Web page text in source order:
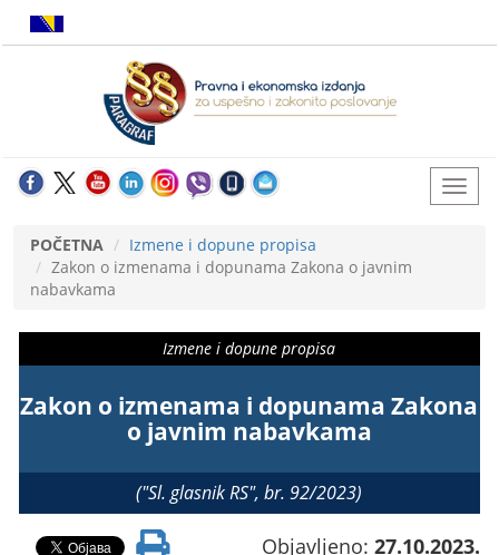
POČETNA
Izmene i dopune propisa
Zakon o izmenama i dopunama Zakona o javnim
nabavkama
Izmene i dopune propisa
Zakon o izmenama i dopunama Zakona
o javnim nabavkama
("Sl. glasnik RS", br. 92/2023)
Objavljeno: 27.10.2023.